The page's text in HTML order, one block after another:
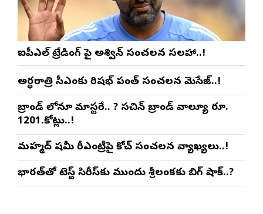
ఐపీఎల్ ట్రేడింగ్ పై అశ్విన్ సంచలన సలహా..!
అర్థరాత్రి సీఎంకు రిషభ్ పంత్ సంచలన మెసేజ్..!
బ్రాండ్ లోనూ మాస్టరే.. ? సచిన్ బ్రాండ్ వాల్యూ రూ.
1201.కోట్లు..!
మహ్మద్ షమీ రీఎంట్రీపై కోచ్ సంచలన వ్యాఖ్యలు..!
భారత్‌తో టెస్ట్ సిరీస్‌కు ముందు శ్రీలంకకు బిగ్ షాక్..?